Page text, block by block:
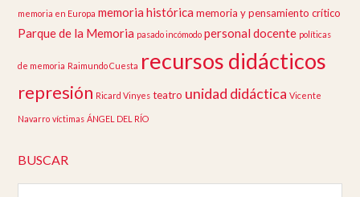
memoria en Europa memoria histórica memoria y pensamiento crítico
Parque de la Memoria pasado incómodo personal docente políticas
de memoria Raimundo Cuesta recursos didácticos
represión Ricard Vinyes teatro unidad didáctica Vicente
Navarro víctimas ÁNGEL DEL RÍO
BUSCAR